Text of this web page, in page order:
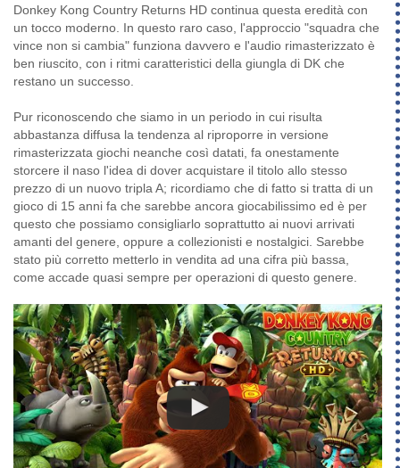
Donkey Kong Country Returns HD continua questa eredità con
un tocco moderno. In questo raro caso, l'approccio "squadra che
vince non si cambia" funziona davvero e l'audio rimasterizzato è
ben riuscito, con i ritmi caratteristici della giungla di DK che
restano un successo.
Pur riconoscendo che siamo in un periodo in cui risulta
abbastanza diffusa la tendenza al riproporre in versione
rimasterizzata giochi neanche così datati, fa onestamente
storcere il naso l'idea di dover acquistare il titolo allo stesso
prezzo di un nuovo tripla A; ricordiamo che di fatto si tratta di un
gioco di 15 anni fa che sarebbe ancora giocabilissimo ed è per
questo che possiamo consigliarlo soprattutto ai nuovi arrivati
amanti del genere, oppure a collezionisti e nostalgici. Sarebbe
stato più corretto metterlo in vendita ad una cifra più bassa,
come accade quasi sempre per operazioni di questo genere.